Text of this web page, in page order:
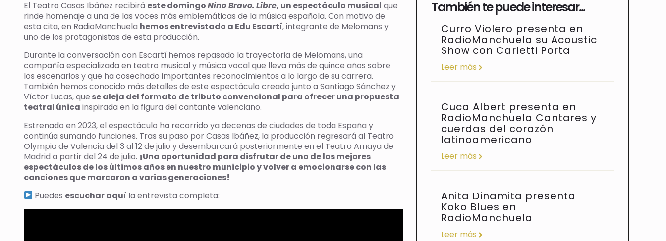
El Teatro Casas Ibáñez recibirá este domingoNino Bravo. Libre, un espectáculo musical que
rinde homenaje a una de las voces más emblemáticas de la música española. Con motivo de
esta cita, en RadioManchuela hemos entrevistado a Edu Escartí, integrante de Melomans y
uno de los protagonistas de esta producción.
Durante la conversación con Escartí hemos repasado la trayectoria de Melomans, una
compañía especializada en teatro musical y música vocal que lleva más de quince años sobre
los escenarios y que ha cosechado importantes reconocimientos a lo largo de su carrera.
También hemos conocido más detalles de este espectáculo creado junto a Santiago Sánchez y
Víctor Lucas, que se aleja del formato de tributo convencional para ofrecer una propuesta
teatral única inspirada en la figura del cantante valenciano.
Estrenado en 2023, el espectáculo ha recorrido ya decenas de ciudades de toda España y
continúa sumando funciones. Tras su paso por Casas Ibáñez, la producción regresará al Teatro
Olympia de Valencia del 3 al 12 de julio y desembarcará posteriormente en el Teatro Amaya de
Madrid a partir del 24 de julio. ¡Una oportunidad para disfrutar de uno de los mejores
espectáculos de los últimos años en nuestro municipio y volver a emocionarse con las
canciones que marcaron a varias generaciones!
Puedes escuchar aquí la entrevista completa:
También te puede interesar...
Curro Violero presenta en
RadioManchuela su Acoustic
Show con Carletti Porta
Leer más
Cuca Albert presenta en
RadioManchuela Cantares y
cuerdas del corazón
latinoamericano
Leer más
Anita Dinamita presenta
Koko Blues en
RadioManchuela
Leer más